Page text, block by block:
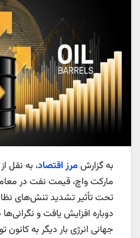
به گزارش مرز اقتصاد، به نقل
مارکت واچ، قیمت نفت در
تحت تأثیر تشدید تنش‌های
دوباره افزایش یافت و
جهانی انرژی بار دیگر به کانون